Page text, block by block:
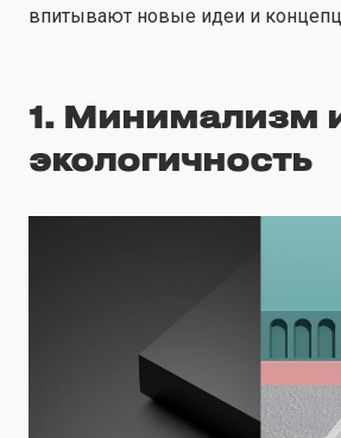
впитывают новые идеи и
1. Минимализм
экологичность